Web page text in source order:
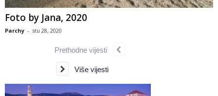
Foto by Jana, 2020
Parchy - stu 28, 2020
Prethodne vijesti
Više vijesti